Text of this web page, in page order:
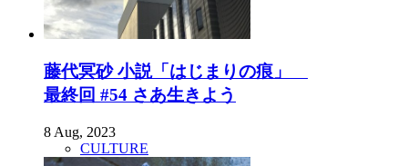
藤代冥砂 小説「はじまりの痕」
最終回 #54 さあ生きよう
8 Aug, 2023
CULTURE